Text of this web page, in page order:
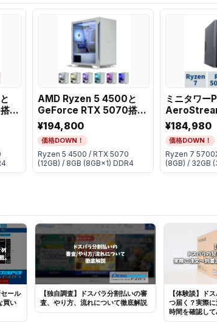
載
AMD Ryzen 5 4500と
GeForce RTX 5070搭載
ミニタワーゲーミング
PC【選べるカラーバリエ
ーション】
¥194,800
価格DOWN！
Ryzen 5 4500 / RTX 5070
(12GB) / 8GB (8GB×1) DDR4
ミニタワー
E251B/
5700X
/
/32GBメモ
¥184,980
価格DOWN！
Ryzen 7
(8GB) / 32GB
ール
買い
【独自調査】ドスパラ分割払いの審
査、やり方、流れについて徹底解説
【体験談】ド
つ届く？実際
時間を確認して